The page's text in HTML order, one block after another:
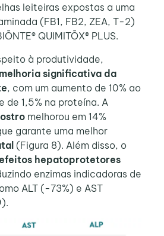
leiteiras expostas a uma
(FB1, FB2, ZEA, T-2)
QUIMITŌX® PLUS.
à produtividade,
melhoria significativa da
, com um aumento de 10% ao
de 1,5% na proteína. A
melhorou em 14%
garante uma melhor
(Figura 8). Além disso, o
efeitos hepatoprotetores
enzimas indicadoras de
ALT (-73%) e AST